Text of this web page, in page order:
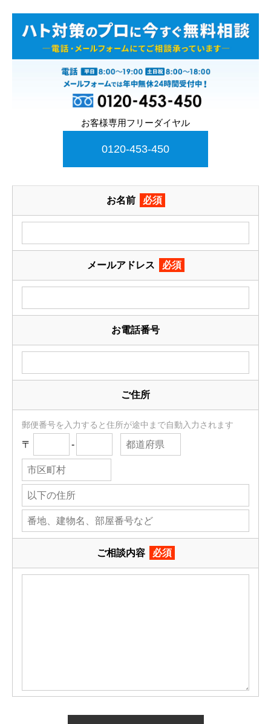
お客様専用フリーダイヤル
0120-453-450
お名前 必須
メールアドレス 必須
お電話番号
ご住所
郵便番号を入力すると住所が途中まで自動入力されます
〒 -
ご相談内容 必須